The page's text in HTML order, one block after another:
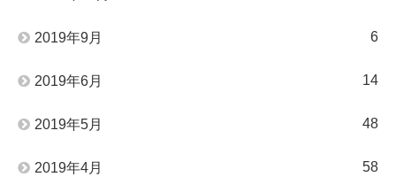
2019年9月 6
2019年6月 14
2019年5月 48
2019年4月 58